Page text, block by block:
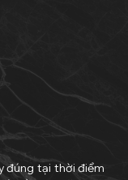
đúng tại thời điểm